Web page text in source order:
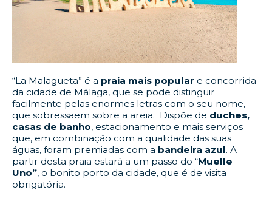
“La Malagueta” é a praia mais popular e concorrida
da cidade de Málaga, que se pode distinguir
facilmente pelas enormes letras com o seu nome,
que sobressaem sobre a areia. Dispõe de duches,
casas de banho, estacionamento e mais serviços
que, em combinação com a qualidade das suas
águas, foram premiadas com a bandeira azul. A
partir desta praia estará a um passo do “Muelle
Uno”, o bonito porto da cidade, que é de visita
obrigatória.